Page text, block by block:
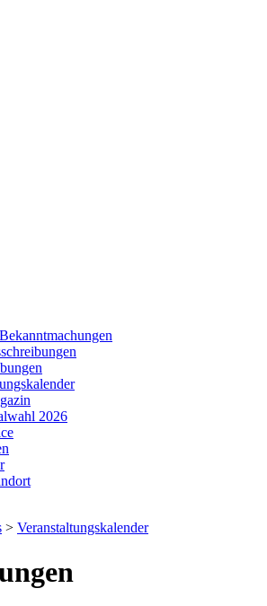
2026
> Veranstaltungskalender